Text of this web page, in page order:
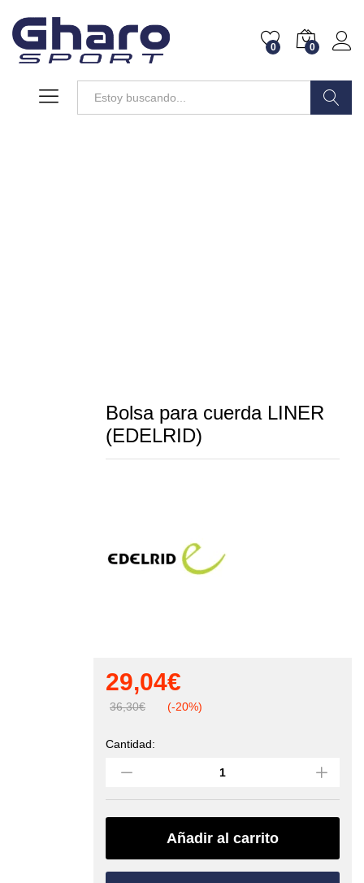
0 0
Bolsa para cuerda LINER
(EDELRID)
29,04€
36,30€ (-20%)
Bolsa
LINER
(EDELRID)
Cantidad:
Añadir al carrito